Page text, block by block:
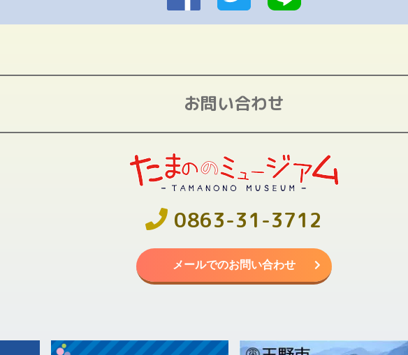
お問い合わせ
0863-31-3712
メールでのお問い合わせ